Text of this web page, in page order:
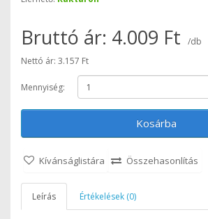
Bruttó ár: 4.009 Ft
/db
Nettó ár: 3.157 Ft
Mennyiség:
Kosárba
Kívánságlistára Összehasonlítás
Leírás Értékelések (0)